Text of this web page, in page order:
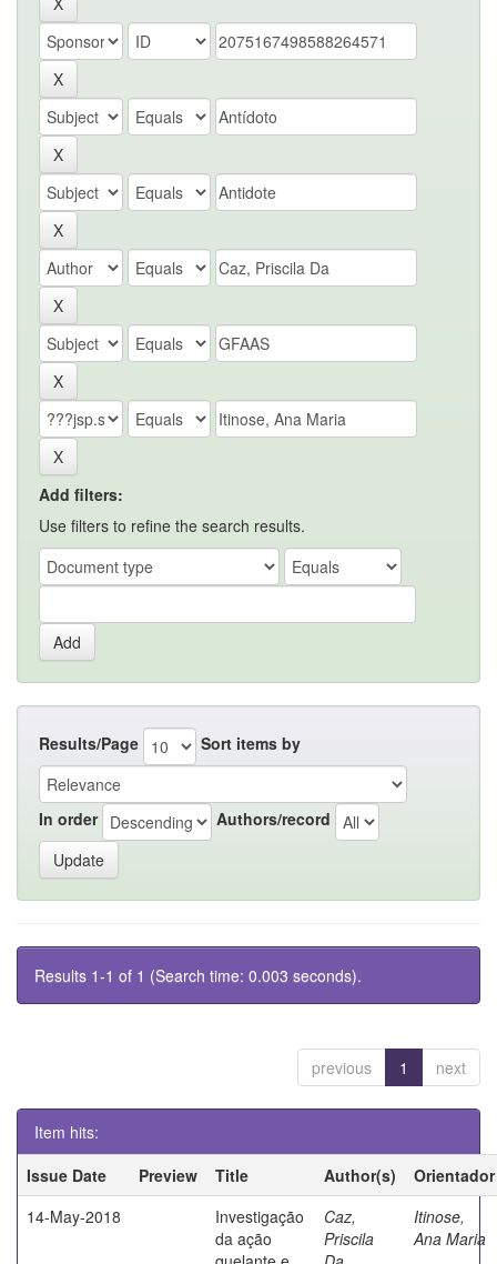
Add filters:
Use filters to refine the search results.
Results/Page Sort items by
In order Authors/record
Results 1-1 of 1 (Search time: 0.003 seconds).
previous 1 next
Item hits:
Issue Date
Preview Title Author(s)
Orientador
14-May-2018
Investigação
da ação
Caz,
Priscila
Itinose,
Ana Maria